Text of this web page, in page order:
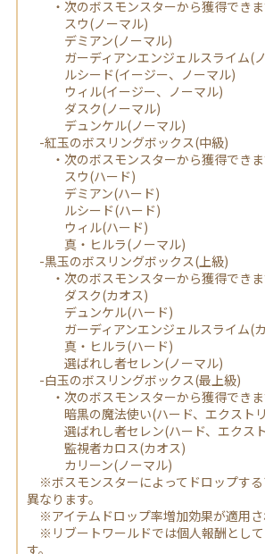
・次のボスモンスターから獲得できま
スウ(ノーマル)
デミアン(ノーマル)
ガーディアンエンジェルスライム(
ルシード(イージー、ノーマル)
ウィル(イージー、ノーマル)
ダスク(ノーマル)
デュンケル(ノーマル)
-紅玉のボスリングボックス(中級)
・次のボスモンスターから獲得できま
スウ(ハード)
デミアン(ハード)
ルシード(ハード)
ウィル(ハード)
真・ヒルラ(ノーマル)
-黒玉のボスリングボックス(上級)
・次のボスモンスターから獲得できま
ダスク(カオス)
デュンケル(ハード)
ガーディアンエンジェルスライム(
真・ヒルラ(ハード)
選ばれし者セレン(ノーマル)
-白玉のボスリングボックス(最上級)
・次のボスモンスターから獲得できま
暗黒の魔法使い(ハード、エクスト
選ばれし者セレン(ハード、エクス
監視者カロス(カオス)
カリーン(ノーマル)
※ボスモンスターによってドロップす
異なります。
※アイテムドロップ率増加効果が適用さ
※リブートワールドでは個人報酬とし
す。